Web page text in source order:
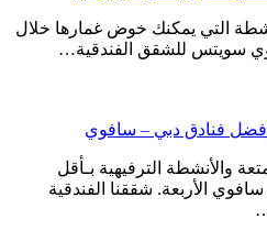
التي يمكنك خوض غمارها خلال
سويتس للشقق الفندقية…
فنادق دبي – سافوي
والأنشطة الترفيهية بـأقل
الأربعة. شققنا الفندقية